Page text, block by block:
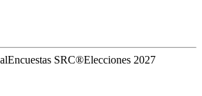
Encuestas SRC®Elecciones 2027